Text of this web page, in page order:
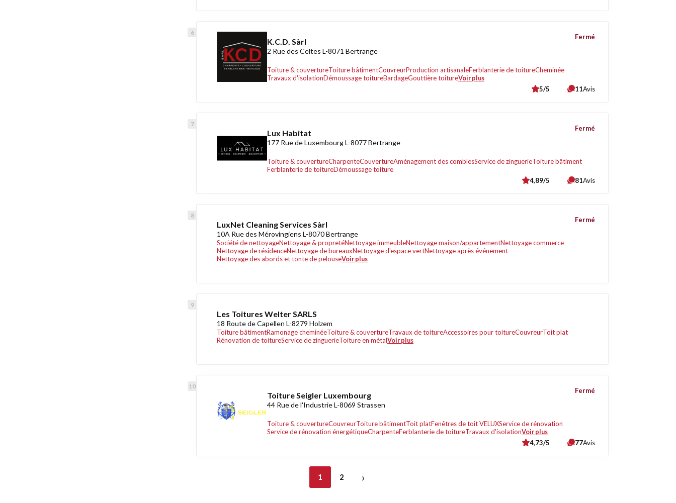
K.C.D. Sàrl
2 Rue des Celtes L-8071 Bertrange
Toiture & couvertureToiture bâtimentCouvreurProduction artisanaleFerblanterie de toitureCheminée
Travaux d'isolationDémoussage toitureBardageGouttière toitureVoir plus
Fermé
5/5 11Avis
Lux Habitat
177 Rue de Luxembourg L-8077 Bertrange
Toiture & couvertureCharpenteCouvertureAménagement des comblesService de zinguerieToiture bâtiment
Ferblanterie de toitureDémoussage toiture
Fermé
4,89/5 81Avis
LuxNet Cleaning Services Sàrl
10A Rue des Mérovingiens L-8070 Bertrange
Société de nettoyageNettoyage & propretéNettoyage immeubleNettoyage maison/appartementNettoyage commerce
Nettoyage de résidenceNettoyage de bureauxNettoyage d'espace vertNettoyage après événement
Nettoyage des abords et tonte de pelouseVoir plus
Fermé
Les Toitures Welter SARLS
18 Route de Capellen L-8279 Holzem
Toiture bâtimentRamonage cheminéeToiture & couvertureTravaux de toitureAccessoires pour toitureCouvreurToit plat
Rénovation de toitureService de zinguerieToiture en métalVoir plus
Toiture Seigler Luxembourg
44 Rue de l'Industrie L-8069 Strassen
Toiture & couvertureCouvreurToiture bâtimentToit platFenêtres de toit VELUXService de rénovation
Service de rénovation énergétiqueCharpenteFerblanterie de toitureTravaux d'isolationVoir plus
Fermé
4,73/5 77Avis
1 2 ›